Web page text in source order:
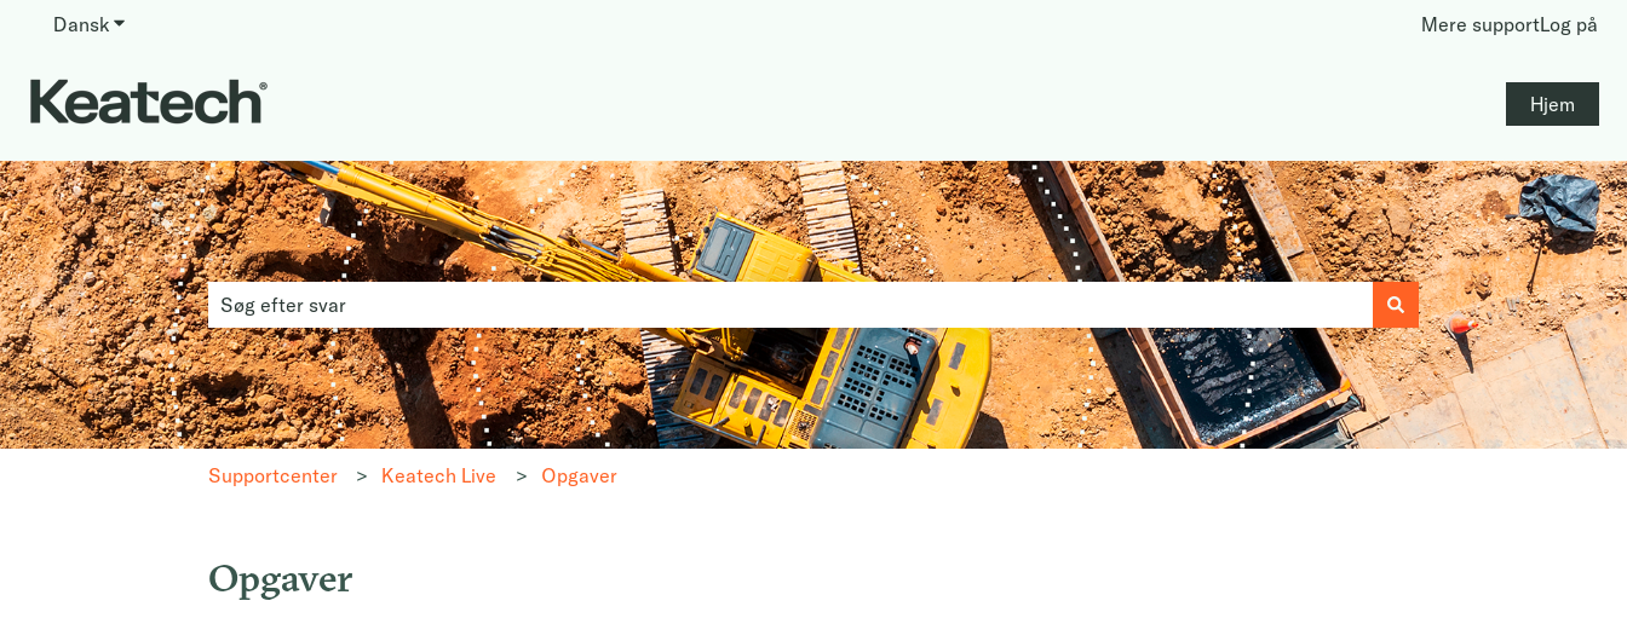
Dansk Vis undermenu for oversættelser Mere supportLog på
Hjem
Dette er et søgefelt med en tilknyttet funktion for automatiske forslag.
Der er ingen forslag, da søgefeltet er tomt.
Supportcenter Keatech Live Opgaver
Opgaver